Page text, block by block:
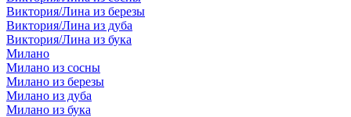
Виктория/Лина из березы
Виктория/Лина из дуба
Виктория/Лина из бука
Милано
Милано из сосны
Милано из березы
Милано из дуба
Милано из бука